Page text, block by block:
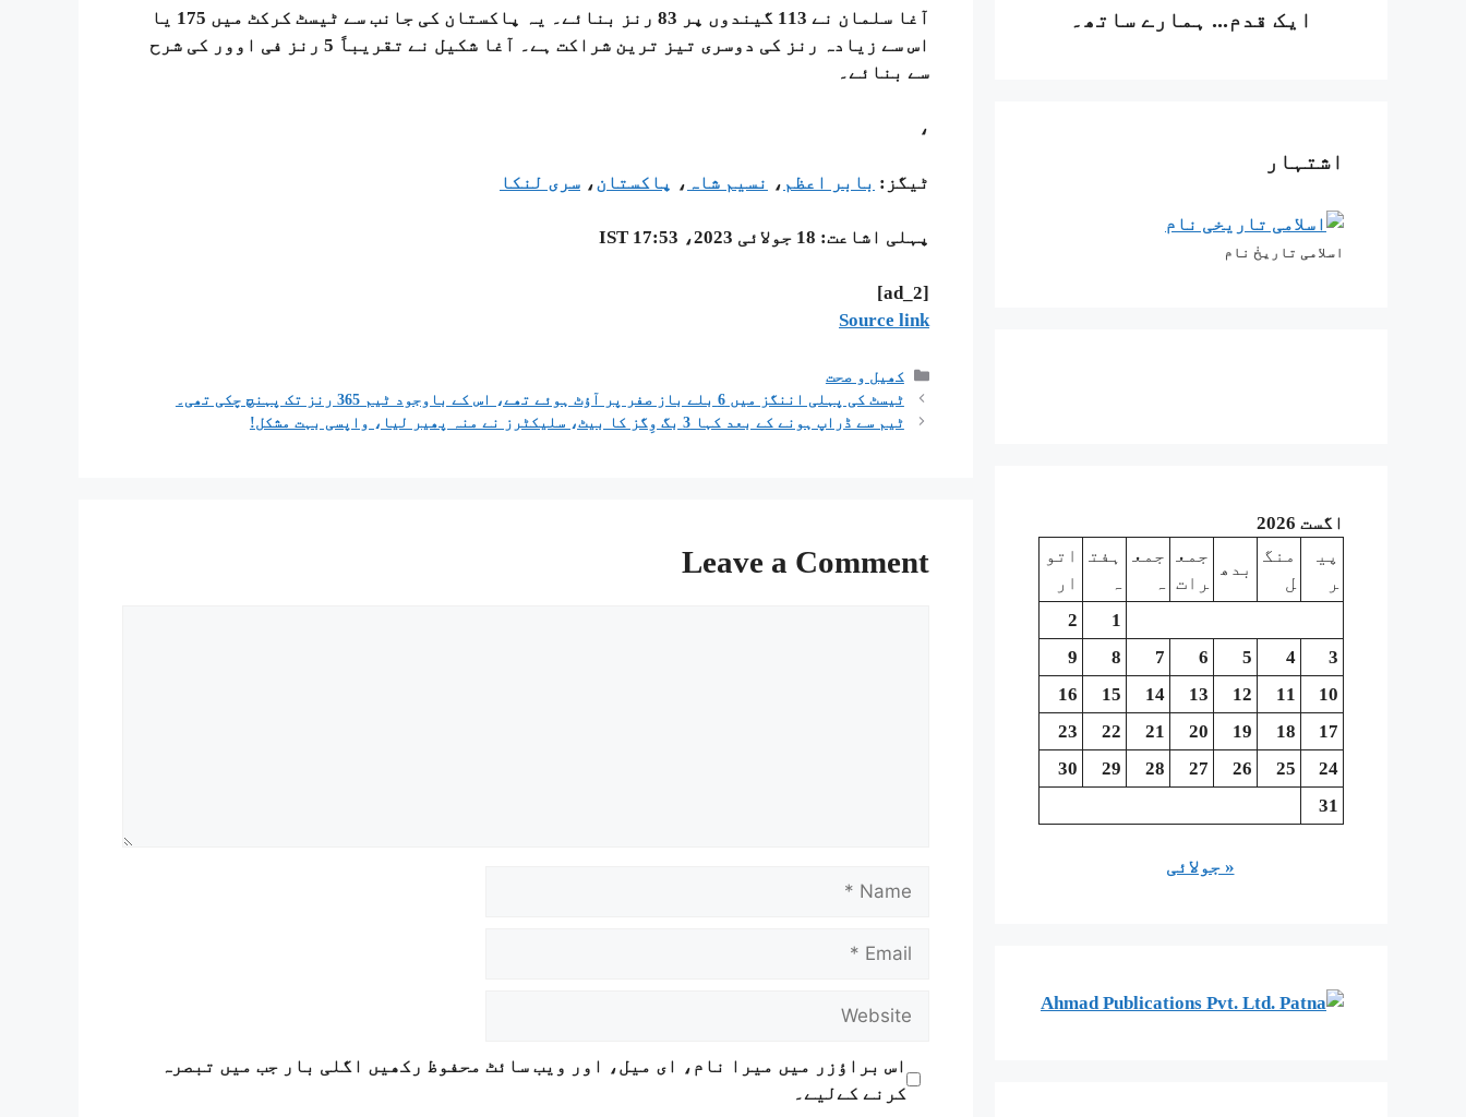
آغا سلمان نے 113 گیندوں پر 83 رنز بنائے۔ یہ پاکستان کی جانب سے ٹیسٹ کرکٹ میں 175 یا
اس سے زیادہ رنز کی دوسری تیز ترین شراکت ہے۔ آغا شکیل نے تقریباً 5 رنز فی اوور کی شرح
سے بنائے۔
،
ٹیگز: بابر اعظم ، نسیم شاہ ، پاکستان ، سری لنکا
پہلی اشاعت: 18 جولائی 2023، 17:53 IST
[ad_2]
Source link
کھیل و صحت
ٹیسٹ کی پہلی اننگز میں 6 بلے باز صفر پر آؤٹ ہوئے تھے، اس کے باوجود ٹیم 365 رنز تک پہنچ چکی تھی۔
ٹیم سے ڈراپ ہونے کے بعد کہا 3 بگ وِگز کا بیٹ، سلیکٹرز نے منہ پھیر لیا، واپسی بہت مشکل!
Leave a Comment
اس براؤزر میں میرا نام، ای میل، اور ویب سائٹ محفوظ رکھیں اگلی بار جب میں تبصرہ
کرنے کےلیے۔
ایک قدم... ہمارے ساتھ۔
اشتہار
اسلامی تاریخٰ نام
اگست 2026
پی
ر
منگ
ل
بدھ
جمع
رات
جمع
ہ
ہفت
ہ
اتو
ار
1
2
3
4
5
6
7
8
9
10
11
12
13
14
15
16
17
18
19
20
21
22
23
24
25
26
27
28
29
30
31
« جولائی